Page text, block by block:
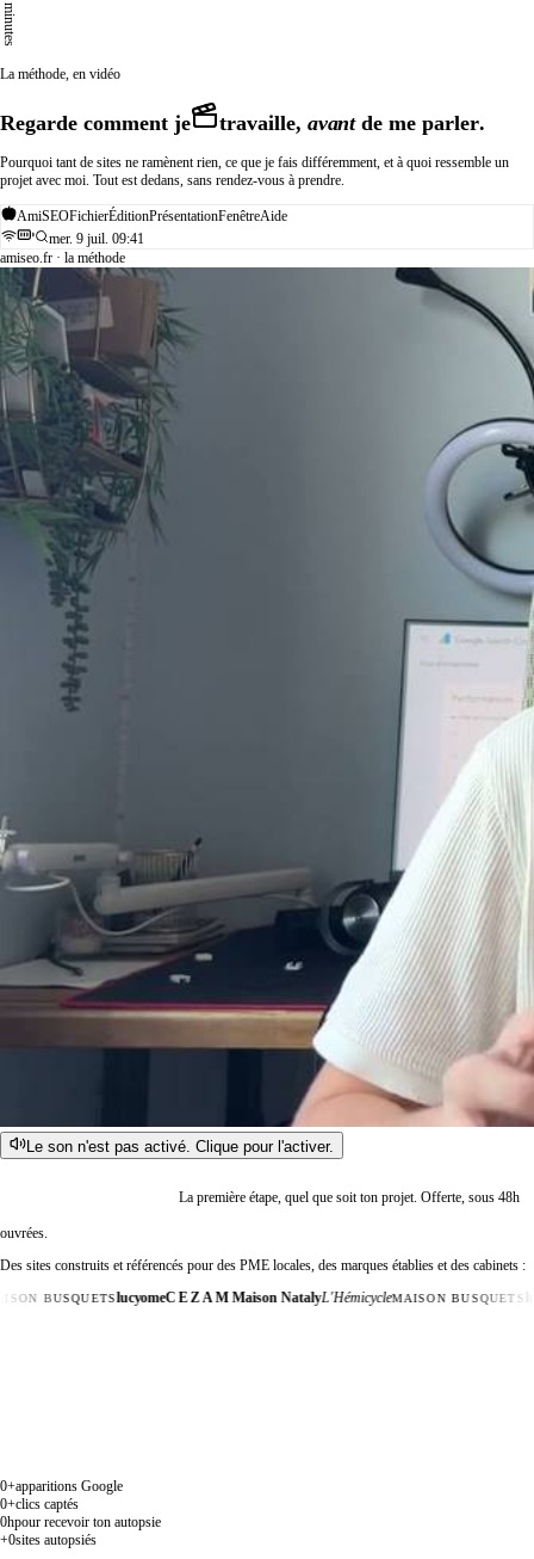
La méthode, en vidéo
Regarde comment je travaille, avant de me parler.
Pourquoi tant de sites ne ramènent rien, ce que je fais différemment, et à quoi ressemble un
projet avec moi. Tout est dedans, sans rendez-vous à prendre.
AmiSEOFichierÉditionPrésentationFenêtreAide
mer. 9 juil. 09:41
amiseo.fr · la méthode
Le son n'est pas activé. Clique pour l'activer.
La première étape, quel que soit ton projet. Offerte, sous 48h
ouvrées.
Des sites construits et référencés pour des PME locales, des marques établies et des cabinets :
BUSQUETSlucyomeCEZAMMaison NatalyL'HémicycleMAISON BUSQUETS
0+apparitions Google
0+clics captés
0hpour recevoir ton autopsie
+0sites autopsiés